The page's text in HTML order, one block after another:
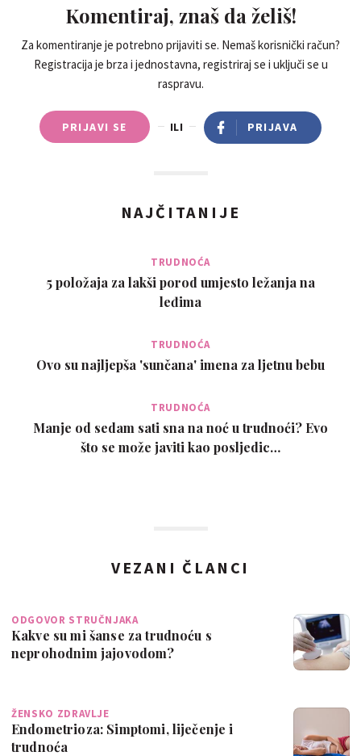
Komentiraj, znaš da želiš!
Za komentiranje je potrebno prijaviti se. Nemaš korisnički račun?
Registracija je brza i jednostavna, registriraj se i uključi se u
raspravu.
PRIJAVI SE ILI PRIJAVA
NAJČITANIJE
TRUDNOĆA
5 položaja za lakši porod umjesto ležanja na
leđima
TRUDNOĆA
Ovo su najljepša 'sunčana' imena za ljetnu bebu
TRUDNOĆA
Manje od sedam sati sna na noć u trudnoći? Evo
što se može javiti kao posljedic…
VEZANI ČLANCI
ODGOVOR STRUČNJAKA
Kakve su mi šanse za trudnoću s
neprohodnim jajovodom?
ŽENSKO ZDRAVLJE
Endometrioza: Simptomi, liječenje i
trudnoća